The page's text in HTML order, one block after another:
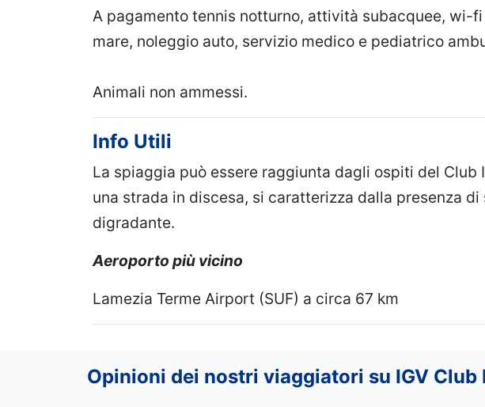
A pagamento tennis notturno, attività subacquee, wi-
mare, noleggio auto, servizio medico e pediatrico
Animali non ammessi.
Info Utili
La spiaggia può essere raggiunta dagli ospiti del
una strada in discesa, si caratterizza dalla presenza
digradante.
Aeroporto più vicino
Lamezia Terme Airport (SUF) a circa 67 km
Opinioni dei nostri viaggiatori su IGV Club